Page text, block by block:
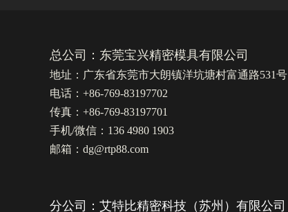
总公司：东莞宝兴精密模具有限公司
地址：广东省东莞市大朗镇洋坑塘村富通路531号
电话：+86-769-83197702
传真：+86-769-83197701
手机/微信：136 4980 1903
邮箱：dg@rtp88.com
分公司：艾特比精密科技（苏州）有限公司